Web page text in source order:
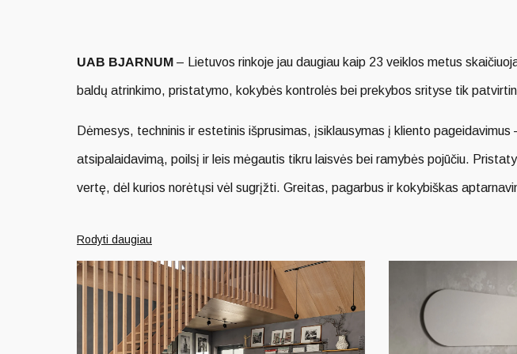
Drabužinės sistemos ELFA drabužinės pavyzdys_1
742.00 595.00€
UAB BJARNUM – Lietuvos rinkoje jau daugiau kaip 23 veiklos metus
baldų atrinkimo, pristatymo, kokybės kontrolės bei prekybos srityse tik
Dėmesys, techninis ir estetinis išprusimas, įsiklausymas į kliento
atsipalaidavimą, poilsį ir leis mėgautis tikru laisvės bei ramybės pojūčiu.
vertę, dėl kurios norėtųsi vėl sugrįžti. Greitas, pagarbus ir kokybiškas
Ne išimtis ir Lietuva. Skandinavų dėmesys bei meilė gamtai atsispindi dizaino
vyrauja švelnios, neutralios, žemiškos spalvos bei estetika.
Rodyti daugiau